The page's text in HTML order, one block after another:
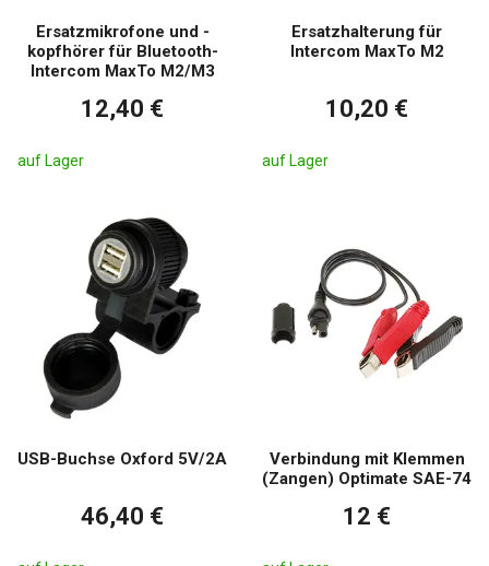
Ersatzmikrofone und -
kopfhörer für Bluetooth-
Intercom MaxTo M2/M3
12,40 €
auf Lager
Ersatzhalterung für
Intercom MaxTo M2
10,20 €
auf Lager
USB-Buchse Oxford 5V/2A
46,40 €
Verbindung mit Klemmen
(Zangen) Optimate SAE-74
12 €